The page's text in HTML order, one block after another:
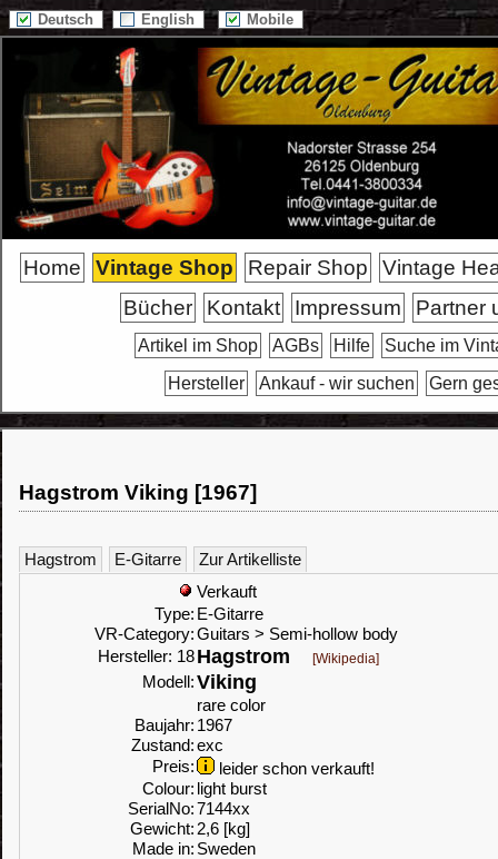
Deutsch English Mobile
Home Vintage Shop Repair Shop
Vintage
Bücher
Kontakt Impressum Partner
Artikel im Shop AGBs Hilfe
Suche im
Hersteller
Ankauf - wir suchen Gern
Hagstrom Viking [1967]
Hagstrom E-Gitarre
Zur Artikelliste
Verkauft
Type: E-Gitarre
VR-Category:Guitars > Semi-hollow body
Hersteller: 18Hagstrom [Wikipedia]
Modell:Viking
rare color
Baujahr: 1967
Zustand:exc
Preis:
leider schon verkauft!
Colour: light burst
SerialNo:7144xx
Gewicht: 2,6 [kg]
Made in: Sweden